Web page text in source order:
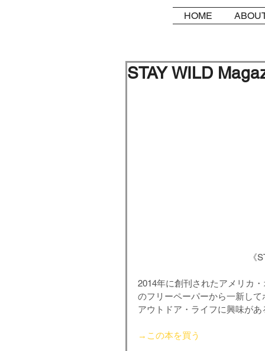
HOME
STAY WILD
《
2014年に創刊されたアメリカ
のフリーペーパーから一新し
アウトドア・ライフに興味が
→この本を買う